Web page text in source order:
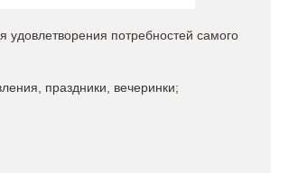
удовлетворения потребностей самого
праздники, вечеринки;